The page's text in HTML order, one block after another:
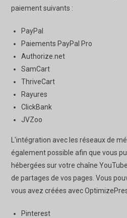
paiement suivants :
PayPal
Paiements PayPal Pro
Authorize.net
SamCart
ThriveCart
Rayures
ClickBank
JVZoo
L'intégration avec les réseaux de
également possible afin que vous
hébergées sur votre chaîne
de partages de vos pages. Vous
vous avez créées avec
Pinterest